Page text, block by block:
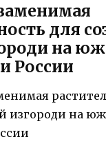
для
на
России